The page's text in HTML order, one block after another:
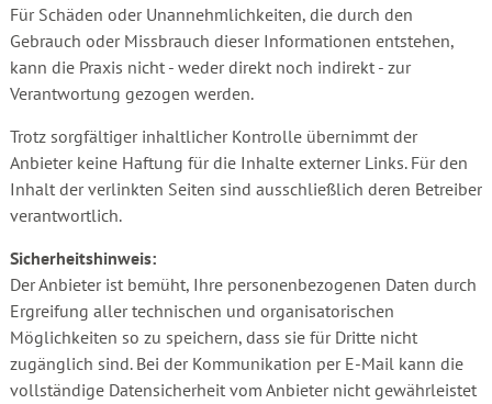
Für Schäden oder Unannehmlichkeiten, die durch den
Gebrauch oder Missbrauch dieser Informationen entstehen,
kann die Praxis nicht - weder direkt noch indirekt - zur
Verantwortung gezogen werden.
Trotz sorgfältiger inhaltlicher Kontrolle übernimmt der
Anbieter keine Haftung für die Inhalte externer Links. Für den
Inhalt der verlinkten Seiten sind ausschließlich deren Betreiber
verantwortlich.
Sicherheitshinweis:
Der Anbieter ist bemüht, Ihre personenbezogenen Daten durch
Ergreifung aller technischen und organisatorischen
Möglichkeiten so zu speichern, dass sie für Dritte nicht
zugänglich sind. Bei der Kommunikation per E-Mail kann die
vollständige Datensicherheit vom Anbieter nicht gewährleistet